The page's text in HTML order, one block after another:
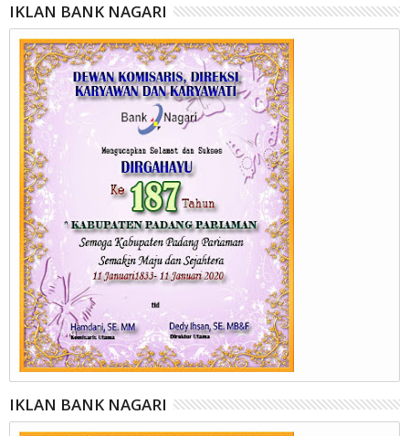
IKLAN BANK NAGARI
IKLAN BANK NAGARI